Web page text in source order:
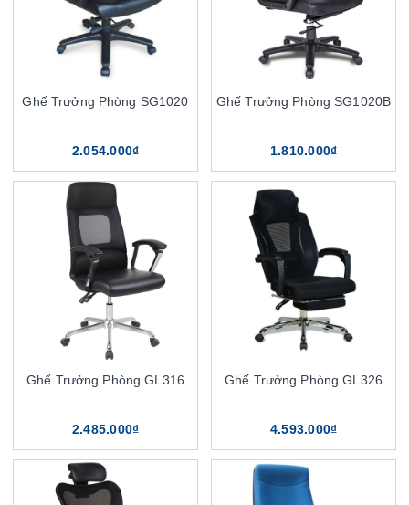
Ghế Trưởng Phòng SG1020
2.054.000₫
Ghế Trưởng Phòng SG1020B
1.810.000₫
Ghế Trưởng Phòng GL316
2.485.000₫
Ghế Trưởng Phòng GL326
4.593.000₫